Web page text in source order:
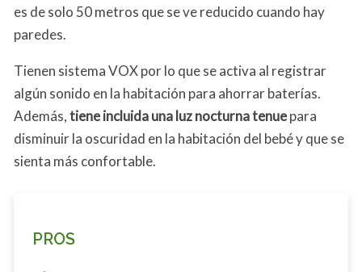
es de solo 50 metros que se ve reducido cuando hay
paredes.
Tienen sistema VOX por lo que se activa al registrar
algún sonido en la habitación para ahorrar baterías.
Además,tiene incluida una luz nocturna tenuepara
disminuir la oscuridad en la habitación del bebé y que se
sienta más confortable.
PROS